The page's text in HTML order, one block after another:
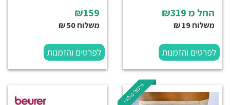
החל מ
משלוח 19 ₪
לפרטים והזמנות
₪159
משלוח 50 ₪
לפרטים והזמנות
חיסול מלאי!